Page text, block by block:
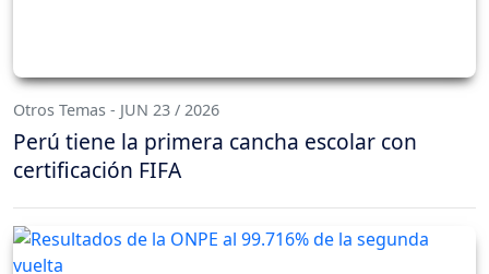
Otros Temas - JUN 23 / 2026
Perú tiene la primera cancha escolar con
certificación FIFA